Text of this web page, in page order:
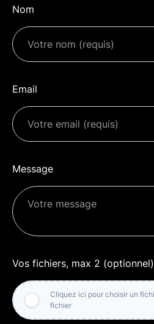
Nom
Email
Message
Vos fichiers, max 2 (optionnel)
Cliquez ici pour choisir un
fichier